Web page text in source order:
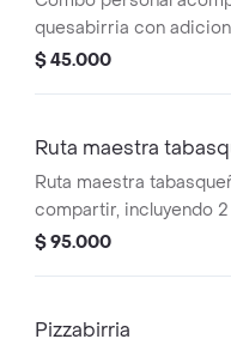
quesabirria con
limonada de tamarindo.
$ 45.000
Ruta maestra
Ruta maestra
compartir, incluyendo
tacos cochinita.
$ 95.000
Pizzabirria